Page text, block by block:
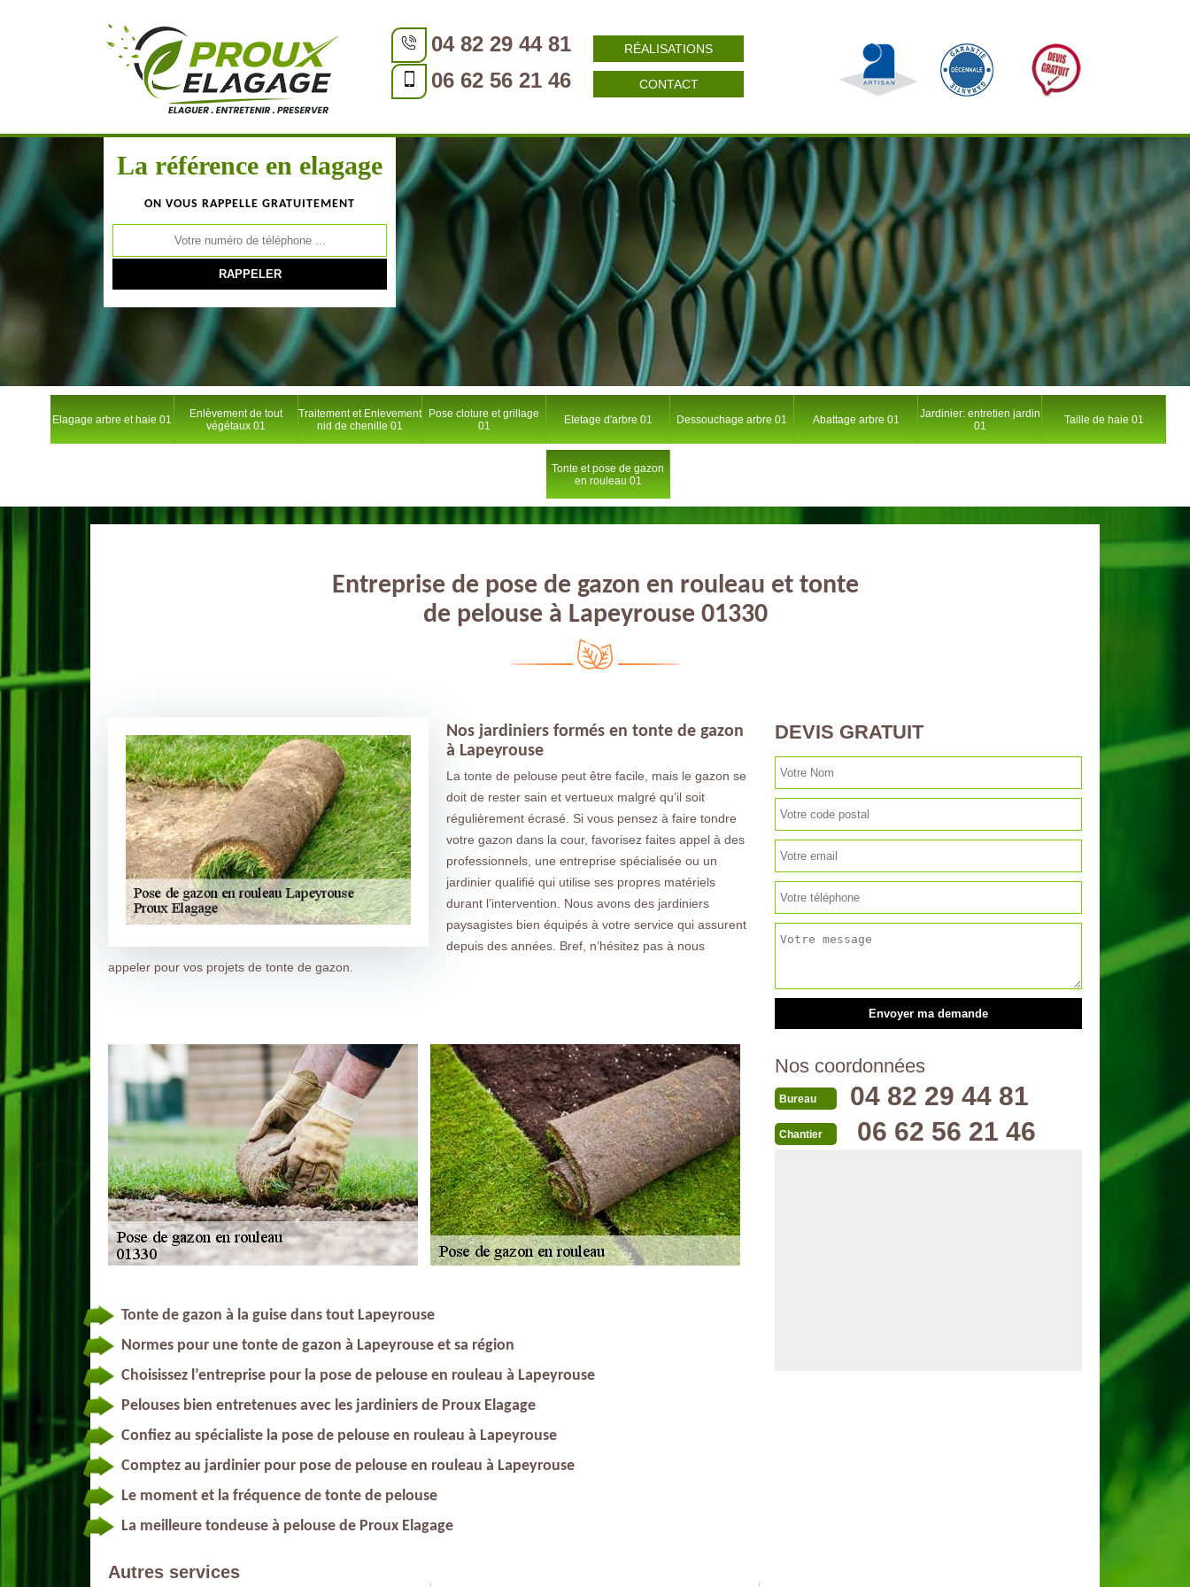
04 82 29 44 81
06 62 56 21 46
RÉALISATIONS
CONTACT
La référence en elagage
ON VOUS RAPPELLE GRATUITEMENT
Elagage arbre et haie 01
Enlèvement de tout
végétaux 01
Traitement et Enlevement
nid de chenille 01
Pose cloture et grillage
01
Etetage d'arbre 01 Dessouchage arbre 01 Abattage arbre 01
Jardinier: entretien jardin
01
Taille de haie 01
Tonte et pose de gazon
en rouleau 01
Entreprise de pose de gazon en rouleau et tonte
de pelouse à Lapeyrouse 01330
Nos jardiniers formés en tonte de gazon
à Lapeyrouse
La tonte de pelouse peut être facile, mais le gazon se
doit de rester sain et vertueux malgré qu’il soit
régulièrement écrasé. Si vous pensez à faire tondre
votre gazon dans la cour, favorisez faites appel à des
professionnels, une entreprise spécialisée ou un
jardinier qualifié qui utilise ses propres matériels
durant l’intervention. Nous avons des jardiniers
paysagistes bien équipés à votre service qui assurent
depuis des années. Bref, n’hésitez pas à nous
appeler pour vos projets de tonte de gazon.
Tonte de gazon à la guise dans tout Lapeyrouse
Normes pour une tonte de gazon à Lapeyrouse et sa région
Choisissez l’entreprise pour la pose de pelouse en rouleau à Lapeyrouse
Pelouses bien entretenues avec les jardiniers de Proux Elagage
Confiez au spécialiste la pose de pelouse en rouleau à Lapeyrouse
Comptez au jardinier pour pose de pelouse en rouleau à Lapeyrouse
Le moment et la fréquence de tonte de pelouse
La meilleure tondeuse à pelouse de Proux Elagage
DEVIS GRATUIT
Nos coordonnées
Bureau 04 82 29 44 81
Chantier 06 62 56 21 46
Autres services